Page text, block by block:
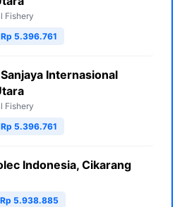
Fishery
Rp 5.396.761
Internasional
Fishery
Rp 5.396.761
Indonesia, Cikarang
Rp 5.938.885